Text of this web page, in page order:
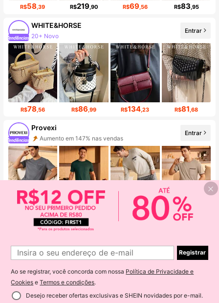
R$58,39 R$219,90 R$69,56 R$83,95
WHITE&HORSE
20+ Novo
Aumento de seguidores em 74%
Entrar
R$78 ,56 R$86 ,99 R$134 ,23 R$81 ,68
Provexi
Aumento em 147% nas vendas
Aumento de Seguidores 999%+
Entrar
R$74,75 R$82,28 113,15 R$76,40
SOLAURA
Aumento de seguidores em 233%
Registrar
Ao se registrar, você concorda com nossa Política de Privacidade e
Cookies eTermos e condições.
Desejo receber ofertas exclusivas e SHEIN novidades por e-mail.